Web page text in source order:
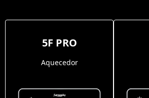
5F PRO
Aquecedor